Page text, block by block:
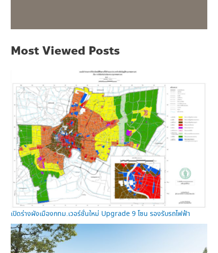
Most Viewed Posts
เปิดร่างผังเมืองกทม.เวอร์ชั่นใหม่ Upgrade 9 โซน รองรับรถไฟฟ้า